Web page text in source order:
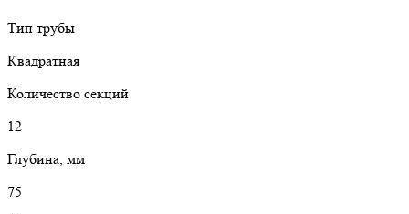
Тип трубы
Квадратная
Количество секций
12
Глубина, мм
75